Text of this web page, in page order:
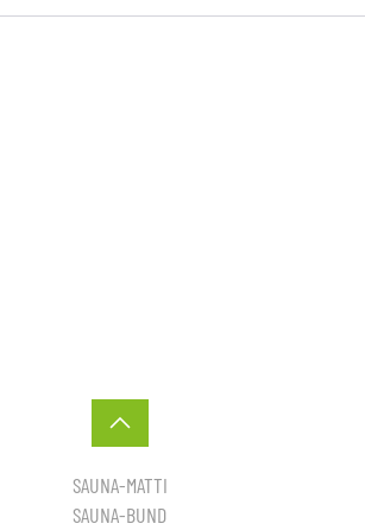
SAUNA-MATTI
SAUNA-BUND